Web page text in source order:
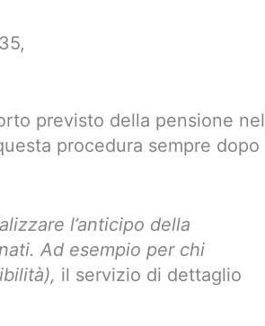
previsto della pensione nel
procedura sempre dopo
l’anticipo della
Ad esempio per chi
il servizio di dettaglio